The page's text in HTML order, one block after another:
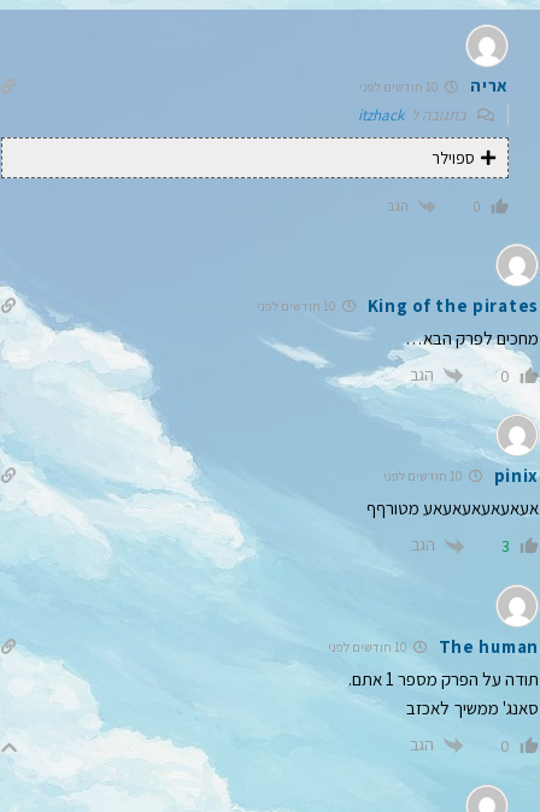
אריה
בתגובה לitzhack
ספוילר
0 הגב
King of the pirates 10 חודשים לפני
מחכים לפרק הבא…
0 הגב
pinix 10 חודשים לפני
אעאעאעאעאעאע מטורףף
3 הגב
The human 10 חודשים לפני
תודה על הפרק מספר 1 אתם.
סאנג' ממשיך לאכזב
0 הגב